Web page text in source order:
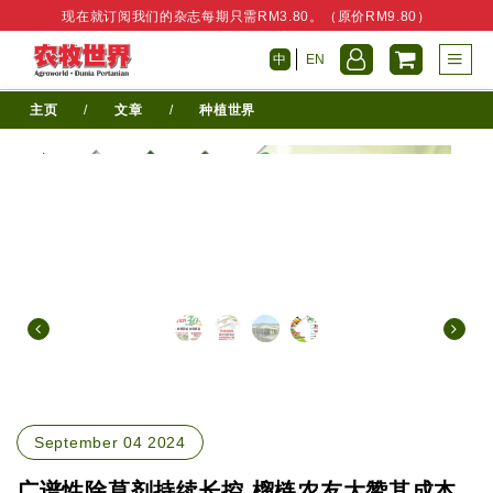
现在就订阅我们的杂志每期只需RM3.80。（原价RM9.80）
中 EN
主页 / 文章 / 种植世界
September 04 2024